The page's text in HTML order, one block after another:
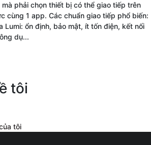
hiện sớm – Báo động nhanh – An tâm tuyệt
phải chọn thiết bị có thể giao tiếp trên
cùng 1 app. Các chuẩn giao tiếp phổ biến:
Lumi: ổn định, bảo mật, ít tốn điện, kết nối
dụ...
tôi
tôi